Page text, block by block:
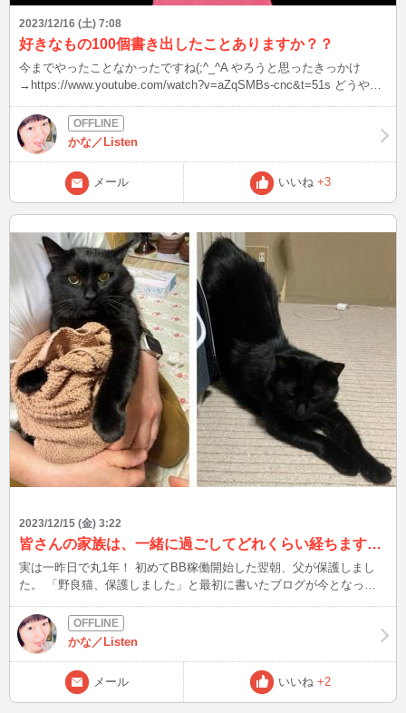
2023/12/16 (土) 7:08
好きなもの100個書き出したことありますか？？
今までやったことなかったですね(;^_^A やろうと思ったきっかけ
→https://www.youtube.com/watch?v=aZqSMBs-cnc&t=51s どうやら
らね…。 ノリで書き出すと回答が重複するかもしれないので、テン
プレート使って回答します♪ 参考資料→https://100mon.jp/q/3897 1.
好きな食べ物は？ 味噌汁 2. 好きな色は？ 桃色 3. 好きな動物
は？ 猫 4. 好きなスポーツは？ マラソン 5. 好きな漫画は？ 地獄
先生ぬ～べ～ 6. 好きな果物は？ 桃 7. 好きな雑誌は？ ねこのきも
ち 8. 好きな家の中の場所は？ 風呂場 9. 好きな給食のメニュー
ージ 12. 好きな野菜は？ 玉ねぎ 13. 好きな数字は？ 1 14. 好きな
ことわざは？ 一念天に通ず 15. 好きな季節は？ 夏 16. 好きな天気
は？ 雨 17. 好きなテレビ番組は？ 探偵ナイトスクープ 18. 好きな
歌手は？ ビルギット・ニルソン 19. 好きな料理は？ 冷汁うどん
20. 好きな国は？ フランス 21. 好きな漢字は？ 変 22. 好きな曲
は？ 主よ、人の望みの喜びよ(JSバッハ) 23. 好きな芸能人は？ 狩
野英孝 24. 好きな都道府県は？ 東京 25. 好きな街は？ 池袋 26. 好
きな俳優は？ 松重豊 27. 好きな映画は？ ザ・スーパーマリオブラ
ザーズ・ムービー 28. 好きな時間帯は？ 夜 29. 好きな休日の過ごし
方は？ 寝る 30. 好きな本は？ オペラのヴォーカルスコア 31. 好き
なキャラクターは？ 戦神丸(魔神英雄伝ワタル) 32. 好きなゲーム
は？ クロノ・トリガー 33. 好きなマークは？ スペード 34. 好きな
柄は？ 猫柄 35. 好きなサイトは？ google 36. 好きなスナック菓
子は？ エアリアル 37. 好きな異性のタイプは？ 包容力ある人 38.
好きな顔のパーツは？ 目 39. 好きなブランドは？ snidel 40. 好き
きなアプリは？ safari 43. 好きな洋菓子は？ プリン 44. 好きなモ
デルは？ ローラ 45. 好きな芸人は？ 江頭2:50 46. 好きな気候
は？ 20℃ 47. 好きな花は？ ゼラニウム 48. 好きな店は？ ダイエ
ー 49. 好きな仕草は？ さり気なくエスコートしてくれる 50. 好きな
家事は？ 掃除 51. 好きな感情は？ 楽しい 52. 好きなドラマは？
薔薇 55. 好きなブログは？ note 56. 好きな香水は？ 無し 57. 好き
なチャンネルは？ エガちゃんねる EGA-CHANNEL 58. 好きなゆる
キャラは？ ふなっしー 59. 好きな人は？ エガちゃんと同い年の人
60. 好きなアイスのフレーバーは？ 抹茶 61. 好きなおでんの具材
は？ 餅巾着 62. 好きなシャンプーは？ 無印良品 ダメージケア
63. 好きなせっけんは？ シャボン玉浴用 64. 好きなアクセサリー
かな／Listen
メール いいね +3
2023/12/15 (金) 3:22
皆さんの家族は、一緒に過ごしてどれくらい経ちますか？
実は一昨日で丸1年！ 初めてBB稼働開始した翌朝、父が保護しまし
た。 「野良猫、保護しました」と最初に書いたブログが今となって
ました。 そのおかげで、野良猫時代からご飯くれるお家と認識。 野
良猫はご飯あげるとよその庭で排泄し、近所迷惑に繋がるから 「こ
のままは良くないよね…いつかは責任取らなきゃなぁ…」 と、保護
する1～2ヶ月前からぼやいてた。 あの時は何の準備もせず保護した
ので、その後1週間ほど大変でしたが…。 皆さんは、猫保護したこと
ありますか？？ 次は12/15(金)22時半頃～ 落ち着くことのできない時
かな／Listen
メール いいね +2